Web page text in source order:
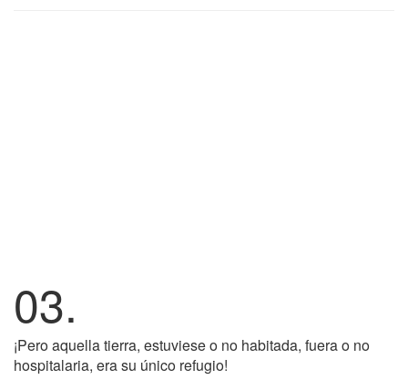
03.
¡Pero aquella tierra, estuviese o no habitada, fuera o no
hospitalaria, era su único refugio!